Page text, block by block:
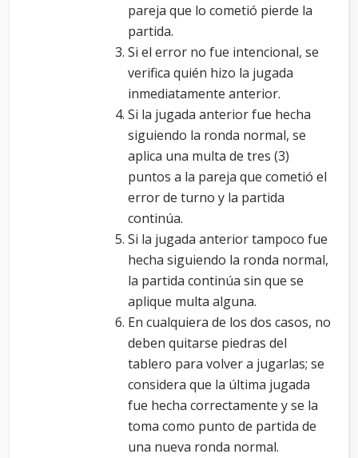
pareja que lo cometió pierde la
partida.
Si el error no fue intencional, se
verifica quién hizo la jugada
inmediatamente anterior.
Si la jugada anterior fue hecha
siguiendo la ronda normal, se
aplica una multa de tres (3)
puntos a la pareja que cometió el
error de turno y la partida
continúa.
Si la jugada anterior tampoco fue
hecha siguiendo la ronda normal,
la partida continúa sin que se
aplique multa alguna.
En cualquiera de los dos casos, no
deben quitarse piedras del
tablero para volver a jugarlas; se
considera que la última jugada
fue hecha correctamente y se la
toma como punto de partida de
una nueva ronda normal.